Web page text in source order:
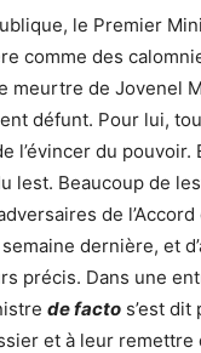
le Premier
comme des
de Jovenel
défunt. Pour lui,
l’évincer du
lest. Beaucoup de
de
dernière, et
précis. Dans une
de facto s’est
et à leur